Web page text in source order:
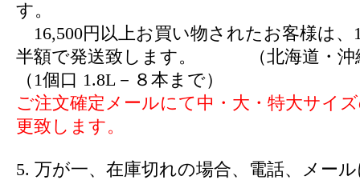
す。
16,500円以上お買い物されたお客様は、
半額で発送致します。 （北海道・沖
（1個口 1.8L－８本まで）
ご注文確定メールにて中・大・特大サイ
更致します。
5. 万が一、在庫切れの場合、電話、メー